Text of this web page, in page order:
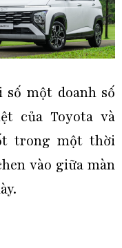
số một doanh số
của Toyota và
trong một thời
vào giữa màn